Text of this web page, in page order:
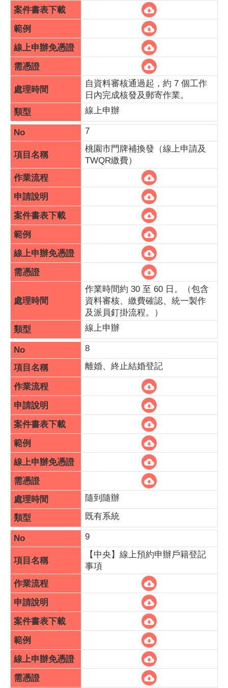
自資料審核通過起，約 7 個工作
日內完成核發及郵寄作業。
線上申辦
7
桃園市門牌補換發（線上申請及
TWQR繳費）
作業時間約 30 至 60 日。（包含
資料審核、繳費確認、統一製作
及派員釘掛流程。）
線上申辦
8
離婚、終止結婚登記
隨到隨辦
既有系統
9
【中央】線上預約申辦戶籍登記
事項